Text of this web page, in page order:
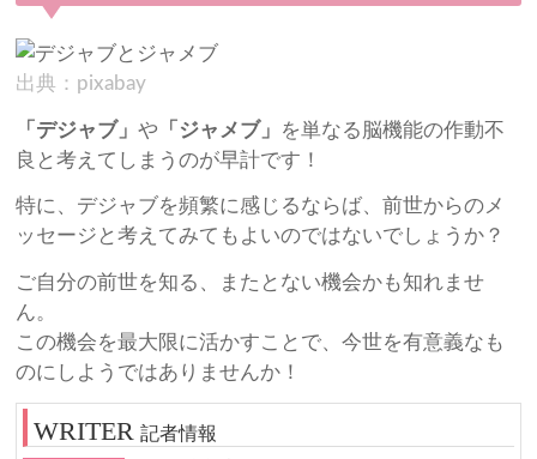
出典：pixabay
「デジャブ」や 「ジャメブ」 を単なる脳機能の作動不
良と考えてしまうのが早計です！
特に、デジャブを頻繁に感じるならば、前世からのメ
ッセージと考えてみてもよいのではないでしょうか？
ご自分の前世を知る、またとない機会かも知れませ
ん。
この機会を最大限に活かすことで、今世を有意義なも
のにしようではありませんか！
記者情報